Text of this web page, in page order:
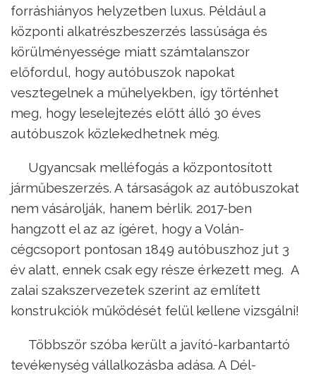
forráshiányos helyzetben luxus. Például a
központi alkatrészbeszerzés lassúsága és
körülményessége miatt számtalanszor
előfordul, hogy autóbuszok napokat
vesztegelnek a műhelyekben, így történhet
meg, hogy leselejtezés előtt álló 30 éves
autóbuszok közlekedhetnek még.
Ugyancsak melléfogás a központosított
járműbeszerzés. A társaságok az autóbuszokat
nem vásárolják, hanem bérlik. 2017-ben
hangzott el az az ígéret, hogy a Volán-
cégcsoport pontosan 1849 autóbuszhoz jut 3
év alatt, ennek csak egy része érkezett meg. A
zalai szakszervezetek szerint az említett
konstrukciók működését felül kellene vizsgálni!
Többször szóba került a javító-karbantartó
tevékenység vállalkozásba adása. A Dél-